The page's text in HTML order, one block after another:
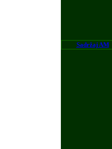
Sadržaj AM